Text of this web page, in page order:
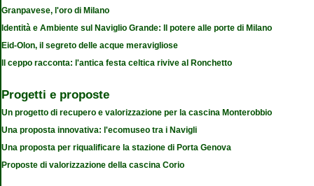
Granpavese, l'oro di Milano
Identità e Ambiente sul Naviglio Grande: Il potere alle porte di Milano
Eid-Olon, il segreto delle acque meravigliose
Il ceppo racconta: l'antica festa celtica rivive al Ronchetto
Progetti e proposte
Un progetto di recupero e valorizzazione per la cascina Monterobbio
Una proposta innovativa: l'ecomuseo tra i Navigli
Una proposta per riqualificare la stazione di Porta Genova
Proposte di valorizzazione della cascina Corio